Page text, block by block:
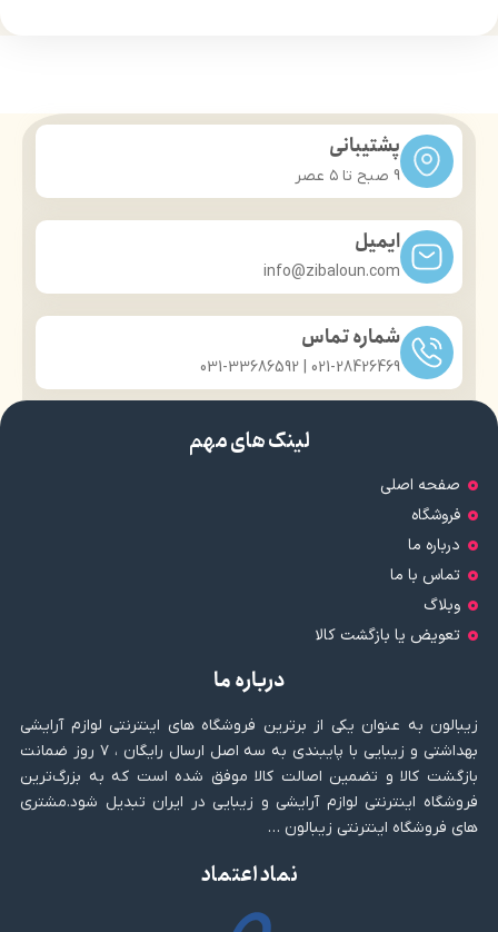
پشتیبانی
9 صبح تا ۵ عصر
ایمیل
info@zibaloun.com
شماره تماس
021-28426469 | 031-33686592
لینک های مهم
صفحه اصلی
فروشگاه
درباره ما
تماس با ما
وبلاگ
تعویض یا بازگشت کالا
درباره ما
زیبالون به عنوان یکی از برترین فروشگاه های اینترنتی لوازم آرایشی
بهداشتی و زیبایی با پایبندی به سه اصل ارسال رایگان ، ۷ روز ضمانت
بازگشت کالا و تضمین اصالت کالا موفق شده است که به بزرگ‌ترین
فروشگاه اینترنتی لوازم آرایشی و زیبایی در ایران تبدیل شود.مشتری
های فروشگاه اینترنتی زیبالون …
نماد اعتماد